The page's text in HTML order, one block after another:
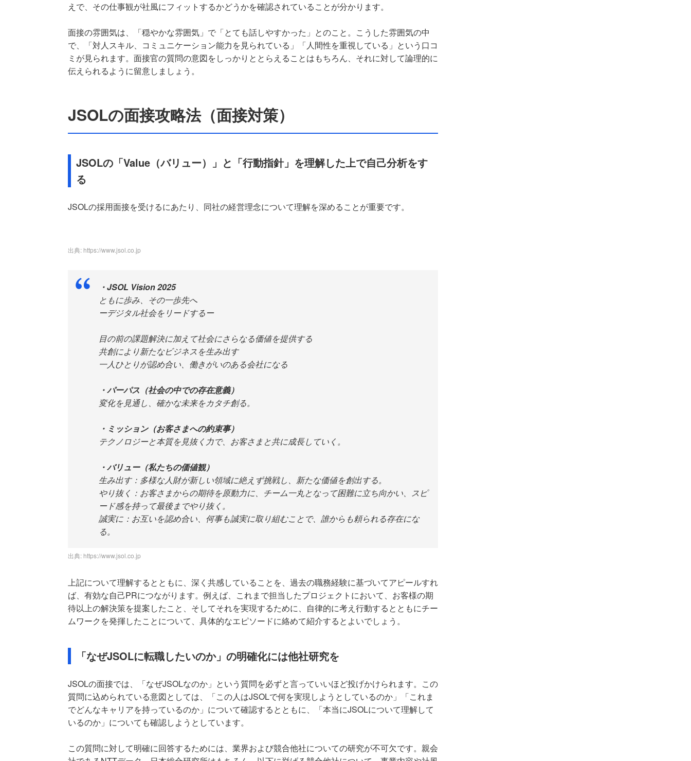
えで、その仕事観が社風にフィットするかどうかを確認されていることが分かります。
面接の雰囲気は、「穏やかな雰囲気」で「とても話しやすかった」とのこと。こうした雰囲気の中
で、「対人スキル、コミュニケーション能力を見られている」「人間性を重視している」という口コ
ミが見られます。面接官の質問の意図をしっかりととらえることはもちろん、それに対して論理的に
伝えられるように留意しましょう。
JSOLの面接攻略法（面接対策）
JSOLの「Value（バリュー）」と「行動指針」を理解した上で自己分析をす
る
JSOLの採用面接を受けるにあたり、同社の経営理念について理解を深めることが重要です。
出典: https://www.jsol.co.jp
・JSOL Vision 2025
ともに歩み、その一歩先へ
ーデジタル社会をリードするー
目の前の課題解決に加えて社会にさらなる価値を提供する
共創により新たなビジネスを生み出す
一人ひとりが認め合い、働きがいのある会社になる
・パーパス（社会の中での存在意義）
変化を見通し、確かな未来をカタチ創る。
・ミッション（お客さまへの約束事）
テクノロジーと本質を見抜く力で、お客さまと共に成長していく。
・バリュー（私たちの価値観）
生み出す：多様な人財が新しい領域に絶えず挑戦し、新たな価値を創出する。
やり抜く：お客さまからの期待を原動力に、チーム一丸となって困難に立ち向かい、スピ
ード感を持って最後までやり抜く。
誠実に：お互いを認め合い、何事も誠実に取り組むことで、誰からも頼られる存在にな
る。
出典: https://www.jsol.co.jp
上記について理解するとともに、深く共感していることを、過去の職務経験に基づいてアピールすれ
ば、有効な自己PRにつながります。例えば、これまで担当したプロジェクトにおいて、お客様の期
待以上の解決策を提案したこと、そしてそれを実現するために、自律的に考え行動するとともにチー
ムワークを発揮したことについて、具体的なエピソードに絡めて紹介するとよいでしょう。
「なぜJSOLに転職したいのか」の明確化には他社研究を
JSOLの面接では、「なぜJSOLなのか」という質問を必ずと言っていいほど投げかけられます。この
質問に込められている意図としては、「この人はJSOLで何を実現しようとしているのか」「これま
でどんなキャリアを持っているのか」について確認するとともに、「本当にJSOLについて理解して
いるのか」についても確認しようとしています。
この質問に対して明確に回答するためには、業界および競合他社についての研究が不可欠です。親会